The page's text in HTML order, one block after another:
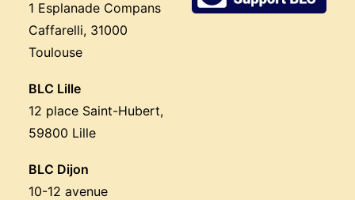
1 Esplanade Compans
Caffarelli, 31000
Toulouse
BLC Lille
12 place Saint-Hubert,
59800 Lille
BLC Dijon
10-12 avenue